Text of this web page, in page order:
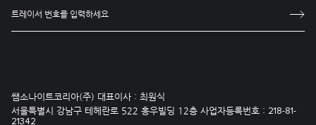
쌤소나이트코리아(주) 대표이사 : 최원식
서울특별시 강남구 테헤란로 522 홍우빌딩 12층 사업자등록번호 : 218-81-
21342